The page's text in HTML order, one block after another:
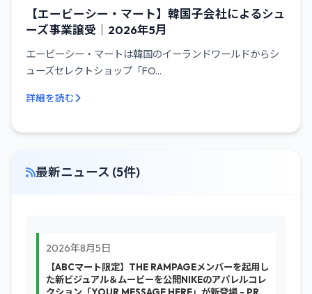
【エービーシー・マート】韓国子会社によるシュ
ーズ事業譲受｜2026年5月
エービーシー・マートは韓国のイーランドワールドからシ
ューズセレクトショップ「FO...
詳細を読む
最新ニュース (5件)
2026年8月5日
【ABCマート限定】THE RAMPAGEメンバーを起用し
た新ビジュアル＆ムービーを公開NIKEのアパレルコレ